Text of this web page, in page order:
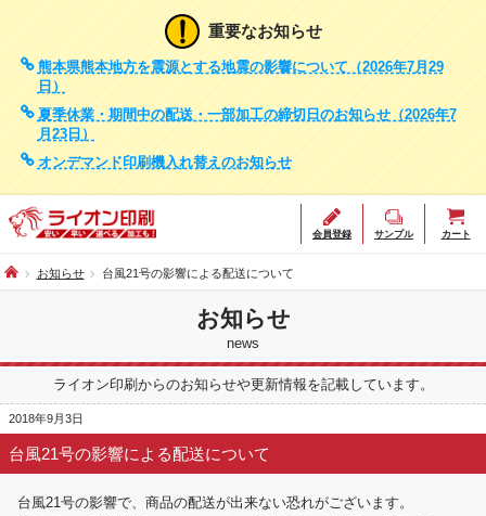
重要なお知らせ
熊本県熊本地方を震源とする地震の影響について（2026年7月29
日）
夏季休業・期間中の配送・一部加工の締切日のお知らせ（2026年7
月23日）
オンデマンド印刷機入れ替えのお知らせ
会員登録 サンプル カート
お知らせ 台風21号の影響による配送について
お知らせ
news
ライオン印刷からのお知らせや更新情報を記載しています。
2018年9月3日
台風21号の影響による配送について
台風21号の影響で、商品の配送が出来ない恐れがございます。